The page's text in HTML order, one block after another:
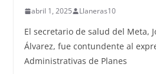
abril 1, 2025 Llaneras10
El secretario de salud del Meta,
Álvarez, fue contundente al
Administrativas de Planes